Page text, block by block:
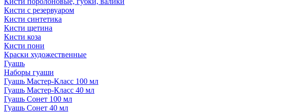
Кисти с резервуаром
Кисти синтетика
Кисти щетина
Кисти коза
Кисти пони
Краски художественные
Гуашь
Наборы гуаши
Гуашь Мастер-Класс 100 мл
Гуашь Мастер-Класс 40 мл
Гуашь Сонет 100 мл
Гуашь Сонет 40 мл